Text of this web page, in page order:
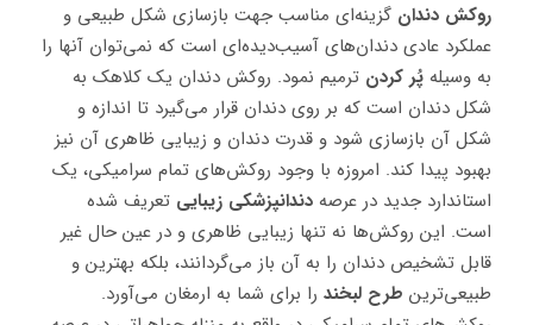
روکش دندان گزینه‌ای مناسب جهت بازسازی شکل طبیعی و
عملکرد عادی دندان‌های آسیب‌دیده‌ای است که نمی‌توان آنها را
به وسیله پُر کردن ترمیم نمود. روکش دندان یک کلاهک به
شکل دندان است که بر روی دندان قرار می‌گیرد تا اندازه و
شکل آن بازسازی شود و قدرت دندان و زیبایی ظاهری آن نیز
بهبود پیدا کند. امروزه با وجود روکش‌های تمام سرامیکی، یک
استاندارد جدید در عرصه دندانپزشکی زیبایی تعریف شده
است. این روکش‌ها نه تنها زیبایی ظاهری و در عین حال غیر
قابل تشخیص دندان را به آن باز می‌گردانند، بلکه بهترین و
طبیعی‌ترین طرح لبخند را برای شما به ارمغان می‌آورد.